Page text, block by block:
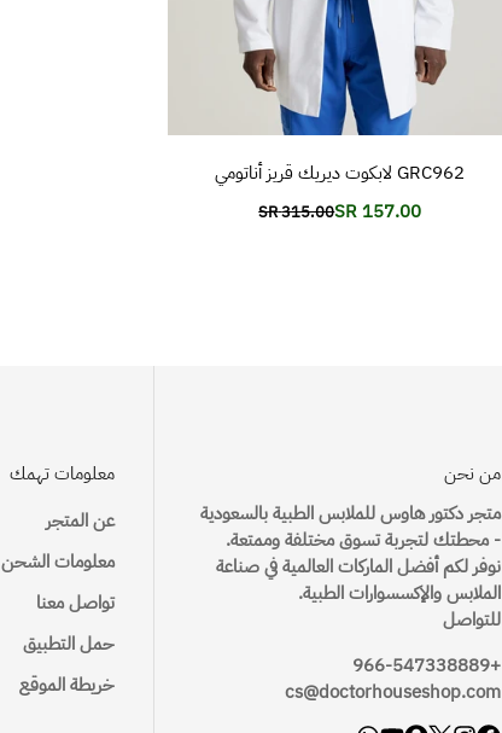
تفاصيل المنتج GRC962 لابكوت ديريك قريز أناتومي
Translation
157.00 SR
Translation
315.00 SR
من نحن
متجر دكتور هاوس للملابس الطبية بالسعودية
- محطتك لتجربة تسوق مختلفة وممتعة.
نوفر لكم أفضل الماركات العالمية في صناعة
الملابس والإكسسوارات الطبية.
للتواصل
+966-547338889
cs@doctorhouseshop.com
معلومات تهمك
عن المتجر
معلومات الشحن
تواصل معنا
حمل التطبيق
خريطة الموقع